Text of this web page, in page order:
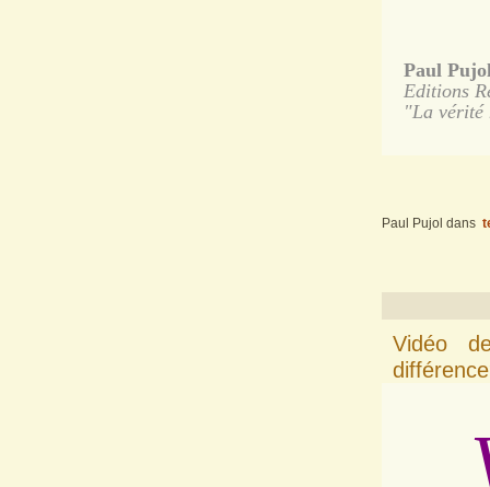
Paul
Editions
"La vérité
Paul Pujol dans
Vidéo